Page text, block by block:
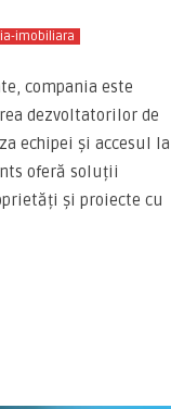
imobiliara
compania este
dezvoltatorilor de
echipei și accesul la
oferă soluții
și proiecte cu